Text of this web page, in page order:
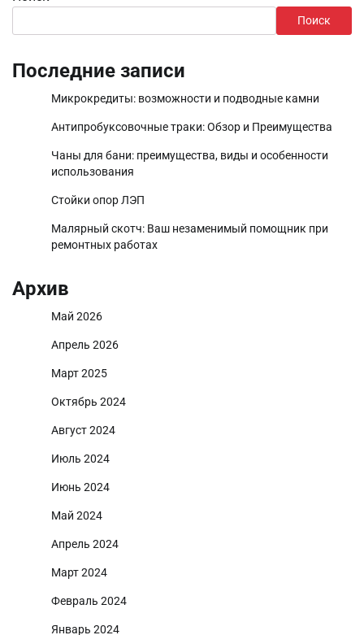
Поиск
Последние записи
Микрокредиты: возможности и подводные камни
Антипробуксовочные траки: Обзор и Преимущества
Чаны для бани: преимущества, виды и особенности
использования
Стойки опор ЛЭП
Малярный скотч: Ваш незаменимый помощник при
ремонтных работах
Архив
Май 2026
Апрель 2026
Март 2025
Октябрь 2024
Август 2024
Июль 2024
Июнь 2024
Май 2024
Апрель 2024
Март 2024
Февраль 2024
Январь 2024